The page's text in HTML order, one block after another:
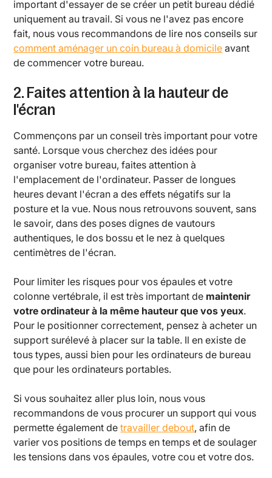
important d'essayer de se créer un petit bureau dédié
uniquement au travail. Si vous ne l'avez pas encore
fait, nous vous recommandons de lire nos conseils sur
comment aménager un coin bureau à domicile avant
de commencer votre bureau.
2. Faites attention à la hauteur de
l'écran
Commençons par un conseil très important pour votre
santé. Lorsque vous cherchez des idées pour
organiser votre bureau, faites attention à
l'emplacement de l'ordinateur. Passer de longues
heures devant l'écran a des effets négatifs sur la
posture et la vue. Nous nous retrouvons souvent, sans
le savoir, dans des poses dignes de vautours
authentiques, le dos bossu et le nez à quelques
centimètres de l'écran.
Pour limiter les risques pour vos épaules et votre
colonne vertébrale, il est très important de maintenir
votre ordinateur à la même hauteur que vos yeux.
Pour le positionner correctement, pensez à acheter un
support surélevé à placer sur la table. Il en existe de
tous types, aussi bien pour les ordinateurs de bureau
que pour les ordinateurs portables.
Si vous souhaitez aller plus loin, nous vous
recommandons de vous procurer un support qui vous
permette également detravailler debout, afin de
varier vos positions de temps en temps et de soulager
les tensions dans vos épaules, votre cou et votre dos.